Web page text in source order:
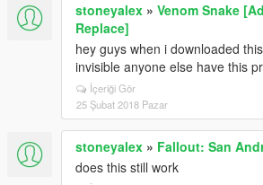
stoneyalex » Venom Snake
Replace]
hey guys when i downloaded
invisible anyone else have this
İçeriği Gör
25 Şubat 2018 Pazar
stoneyalex » Fallout: San
does this still work